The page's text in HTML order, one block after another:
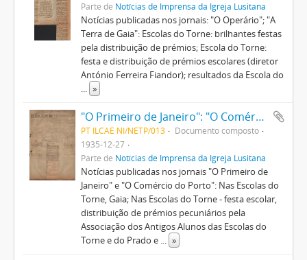
Parte de Notícias de Imprensa da Igreja Lusitana
Notícias publicadas nos jornais: "O Operário"; "A
Terra de Gaia": Escolas do Torne: brilhantes festas
pela distribuição de prémios; Escola do Torne:
festa e distribuição de prémios escolares (diretor
António Ferreira Fiandor); resultados da Escola do
... »
"O Primeiro de Janeiro": "O Comércio do Porto": Nas Escolas do Torne, Gaia; Nas Escolas do Torne - brilhante festa escolar
PT ILCAE NI/NETP/013
Documento composto
1935-12-27
Parte de Notícias de Imprensa da Igreja Lusitana
Notícias publicadas nos jornais "O Primeiro de
Janeiro" e "O Comércio do Porto": Nas Escolas do
Torne, Gaia; Nas Escolas do Torne - festa escolar,
distribuição de prémios pecuniários pela
Associação dos Antigos Alunos das Escolas do
Torne e do Prado e ... »